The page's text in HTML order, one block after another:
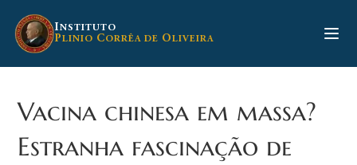
para
INSTITUTO
PLINIO CORRÊA DE OLIVEIRA
Vacina chinesa em massa?
Estranha fascinação de